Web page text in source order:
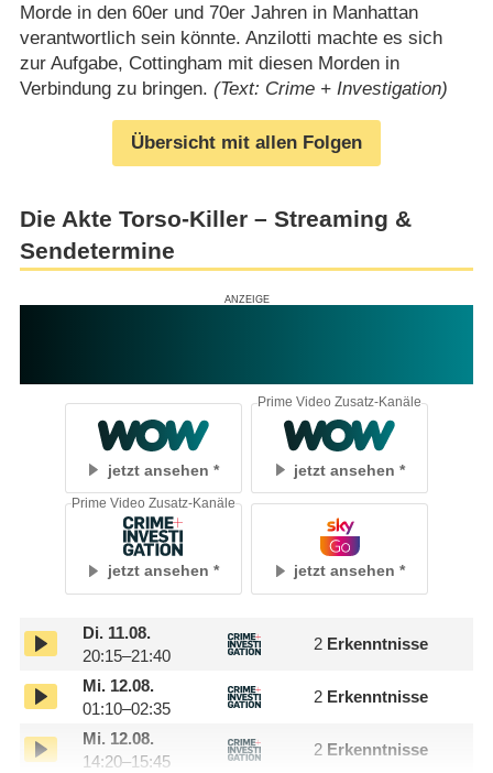
Morde in den 60er und 70er Jahren in Manhattan
verantwortlich sein könnte. Anzilotti machte es sich
zur Aufgabe, Cottingham mit diesen Morden in
Verbindung zu bringen. (Text: Crime + Investigation)
Übersicht mit allen Folgen
Die Akte Torso-Killer – Streaming &
Sendetermine
jetzt ansehen jetzt ansehen
Prime Video Zusatz-Kanäle
jetzt ansehen
Prime Video Zusatz-Kanäle
jetzt ansehen
Di.11.08.
20:15–21:40
2 Erkenntnisse
Mi.12.08.
01:10–02:35
2 Erkenntnisse
Mi. 12.08.
14:20–15:45
2 Erkenntnisse